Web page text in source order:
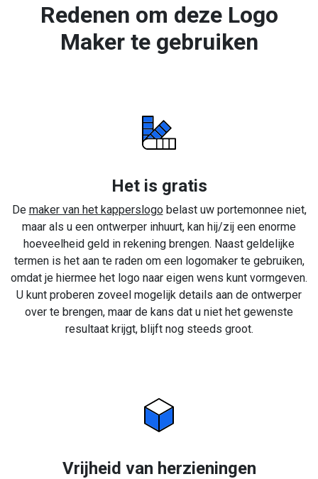
Redenen om deze Logo
Maker te gebruiken
Het is gratis
De maker van het kapperslogobelast uw portemonnee niet,
maar als u een ontwerper inhuurt, kan hij/zij een enorme
hoeveelheid geld in rekening brengen. Naast geldelijke
termen is het aan te raden om een logomaker te gebruiken,
omdat je hiermee het logo naar eigen wens kunt vormgeven.
U kunt proberen zoveel mogelijk details aan de ontwerper
over te brengen, maar de kans dat u niet het gewenste
resultaat krijgt, blijft nog steeds groot.
Vrijheid van herzieningen